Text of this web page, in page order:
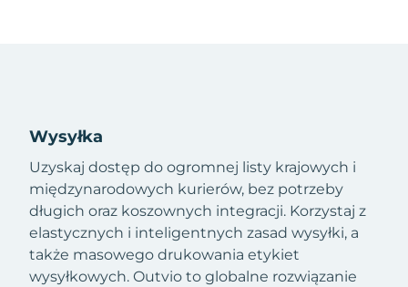
Wysyłka
Uzyskaj dostęp do ogromnej listy krajowych i
międzynarodowych kurierów, bez potrzeby
długich oraz koszownych integracji. Korzystaj z
elastycznych i inteligentnych zasad wysyłki, a
także masowego drukowania etykiet
wysyłkowych. Outvio to globalne rozwiązanie